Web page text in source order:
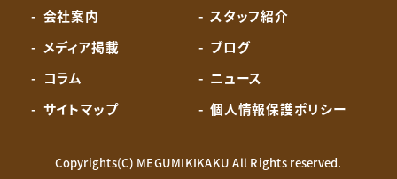
会社案内
スタッフ紹介
メディア掲載
ブログ
コラム
ニュース
サイトマップ
個人情報保護ポリシー
Copyrights(C) MEGUMIKIKAKU All Rights reserved.